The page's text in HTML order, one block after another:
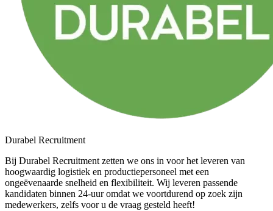
Durabel Recruitment
Bij Durabel Recruitment zetten we ons in voor het leveren van
hoogwaardig logistiek en productiepersoneel met een
ongeëvenaarde snelheid en flexibiliteit. Wij leveren passende
kandidaten binnen 24-uur omdat we voortdurend op zoek zijn
medewerkers, zelfs voor u de vraag gesteld heeft!